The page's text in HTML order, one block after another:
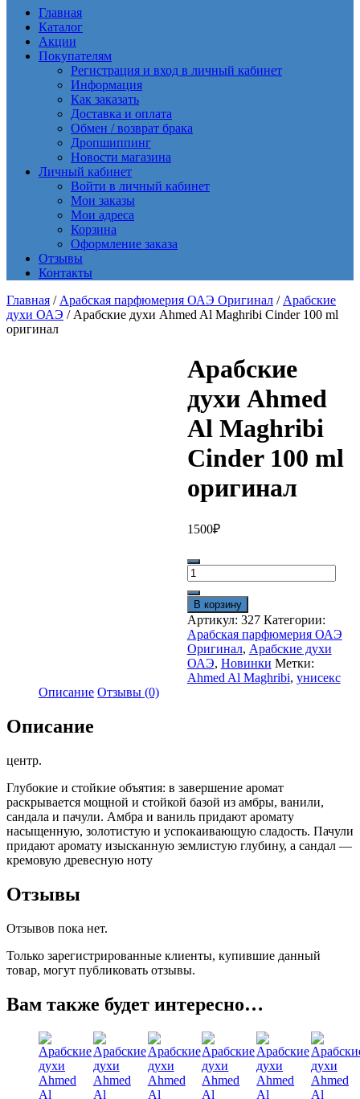
Главная
Каталог
Акции
Покупателям
Регистрация и вход в личный кабинет
Информация
Как заказать
Доставка и оплата
Обмен / возврат брака
Дропшиппинг
Новости магазина
Личный кабинет
Войти в личный кабинет
Мои заказы
Мои адреса
Корзина
Оформление заказа
Отзывы
Контакты
Главная /Арабская парфюмерия ОАЭ Оригинал /Арабские
духи ОАЭ / Арабские духи Ahmed Al Maghribi Cinder 100 ml
оригинал
Арабские
духи Ahmed
Al Maghribi
Cinder 100 ml
оригинал
1500₽
Количество
товара
Арабские
духи
Ahmed
Al
Maghribi
Cinder
100
В корзину
Артикул: 327 Категории:
Арабская парфюмерия ОАЭ
Оригинал, Арабские духи
ОАЭ, Новинки Метки:
Ahmed Al Maghribi, унисекс
Описание Отзывы (0)
Описание
центр.
Глубокие и стойкие объятия: в завершение аромат
раскрывается мощной и стойкой базой из амбры, ванили,
сандала и пачули. Амбра и ваниль придают аромату
насыщенную, золотистую и успокаивающую сладость. Пачули
придают аромату изысканную землистую глубину, а сандал —
кремовую древесную ноту
Отзывы
Отзывов пока нет.
Только зарегистрированные клиенты, купившие данный
товар, могут публиковать отзывы.
Вам также будет интересно…